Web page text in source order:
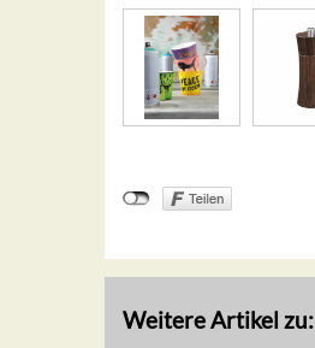
Weitere Artikel zu: